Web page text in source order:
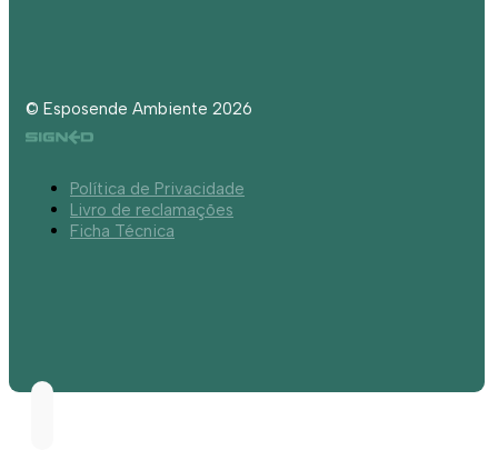
© Esposende Ambiente 2026
Política de Privacidade
Livro de reclamações
Ficha Técnica